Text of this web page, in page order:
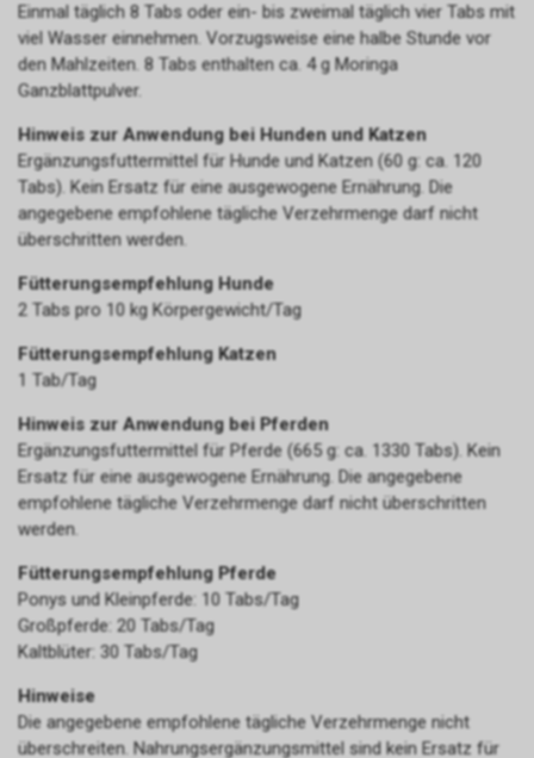
Einmal täglich 8 Tabs oder ein- bis zweimal täglich vier Tabs mit
viel Wasser einnehmen. Vorzugsweise eine halbe Stunde vor
den Mahlzeiten. 8 Tabs enthalten ca. 4 g Moringa
Ganzblattpulver.
Hinweis zur Anwendung bei Hunden und Katzen
Ergänzungsfuttermittel für Hunde und Katzen (60 g: ca. 120
Tabs). Kein Ersatz für eine ausgewogene Ernährung. Die
angegebene empfohlene tägliche Verzehrmenge darf nicht
überschritten werden.
Fütterungsempfehlung Hunde
2 Tabs pro 10 kg Körpergewicht/Tag
Fütterungsempfehlung Katzen
1 Tab/Tag
Hinweis zur Anwendung bei Pferden
Ergänzungsfuttermittel für Pferde (665 g: ca. 1330 Tabs). Kein
Ersatz für eine ausgewogene Ernährung. Die angegebene
empfohlene tägliche Verzehrmenge darf nicht überschritten
werden.
Fütterungsempfehlung Pferde
Ponys und Kleinpferde: 10 Tabs/Tag
Großpferde: 20 Tabs/Tag
Kaltblüter: 30 Tabs/Tag
Hinweise
Die angegebene empfohlene tägliche Verzehrmenge nicht
überschreiten. Nahrungsergänzungsmittel sind kein Ersatz für